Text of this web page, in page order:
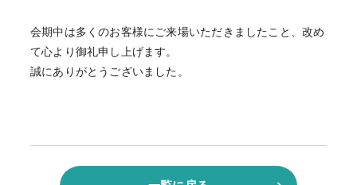
会期中は多くのお客様にご来場いただきましたこと、改め
て心より御礼申し上げます。
誠にありがとうございました。